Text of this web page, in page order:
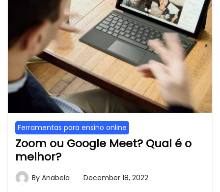
Ferramentas para ensino online
Zoom ou Google Meet? Qual é o
melhor?
By Anabela December 18, 2022